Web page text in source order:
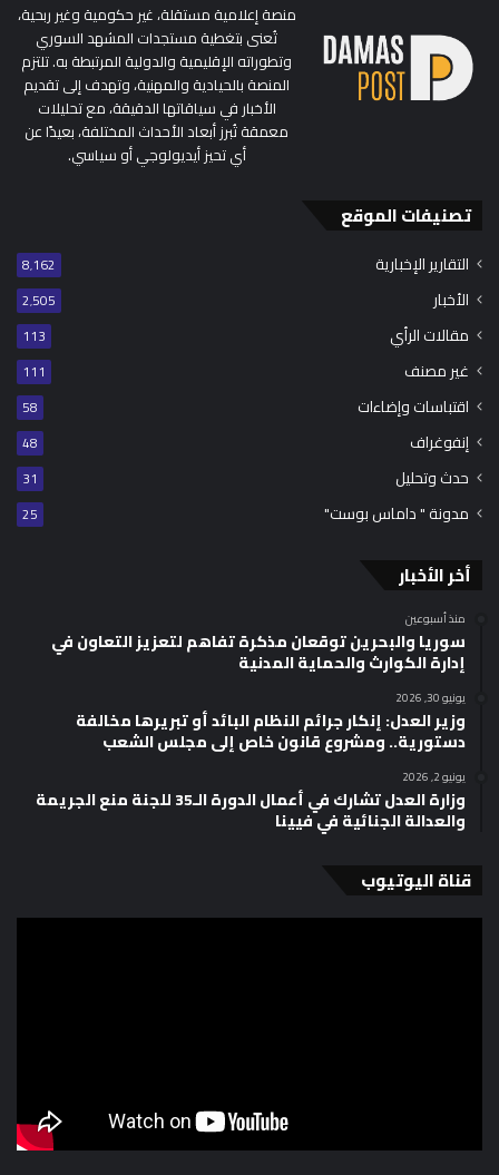
منصة إعلامية مستقلة، غير حكومية وغير ربحية،
تُعنى بتغطية مستجدات المشهد السوري
وتطوراته الإقليمية والدولية المرتبطة به. تلتزم
المنصة بالحيادية والمهنية، وتهدف إلى تقديم
الأخبار في سياقاتها الدقيقة، مع تحليلات
معمقة تُبرز أبعاد الأحداث المختلفة، بعيدًا عن
أي تحيز أيديولوجي أو سياسي.
تصنيفات الموقع
التقارير الإخبارية 8٬162
الأخبار 2٬505
مقالات الرأي 113
غير مصنف 111
اقتباسات وإضاءات 58
إنفوغراف 48
حدث وتحليل 31
مدونة " داماس بوست" 25
أخر الأخبار
منذ أسبوعين
سوريا والبحرين توقعان مذكرة تفاهم لتعزيز التعاون في
إدارة الكوارث والحماية المدنية
يونيو 30, 2026
وزير العدل: إنكار جرائم النظام البائد أو تبريرها مخالفة
دستورية.. ومشروع قانون خاص إلى مجلس الشعب
يونيو 2, 2026
وزارة العدل تشارك في أعمال الدورة الـ35 للجنة منع الجريمة
والعدالة الجنائية في فيينا
قناة اليوتيوب